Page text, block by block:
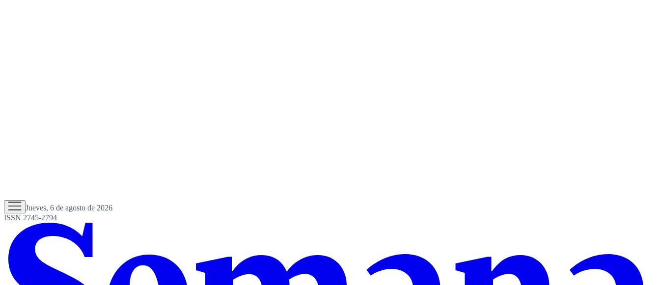
Jueves, 6 de agosto de 2026
ISSN 2745-2794